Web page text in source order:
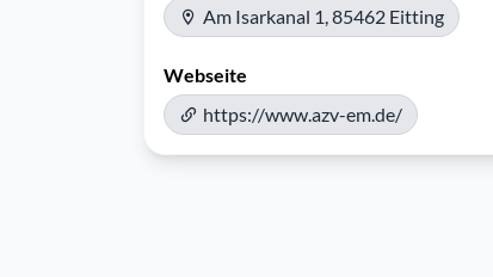
Am Isarkanal 1, 85462 Eitting
Webseite
https://www.azv-em.de/